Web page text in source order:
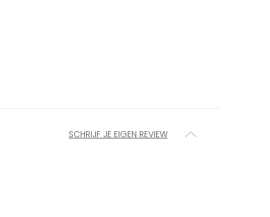
SCHRIJF JE EIGEN REVIEW